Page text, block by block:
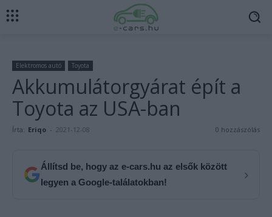
Elektromos autó Toyota
Akkumulátorgyárat épít a
Toyota az USA-ban
Írta: Eriqo - 2021-12-08 0 hozzászólás
Állítsd be, hogy az e-cars.hu az elsők között
legyen a Google-találatokban!
›